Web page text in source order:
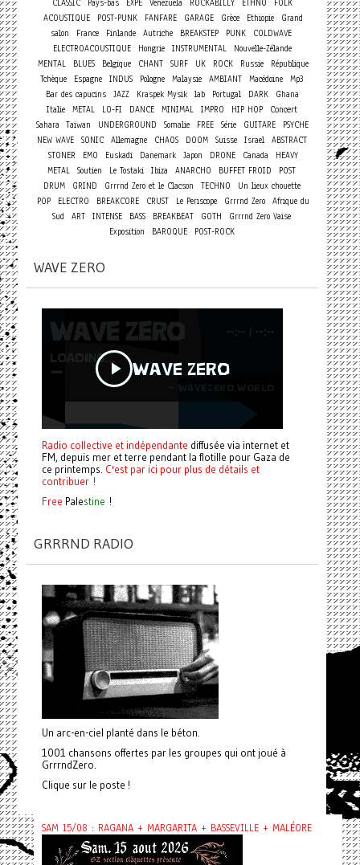
CLASSIC Pays-bas EXPE Venezuela ROCKABILLY ETHNO
FOLK
ACOUSTIQUE
POST-PUNK FANFARE GARAGE Grèce Ethiopie
Grand
salon
France Finlande Autriche BREAKSTEP PUNK
COLDWAVE
ELECTROACOUSTIQUE
Hongrie INSTRUMENTAL
Nouvelle-Zélande
MENTAL
BLUES Belgique CHANT SURF UK ROCK Russie
République
Tchèque
Espagne INDUS Pologne Malaysie AMBIANT Macédoine
Mp3
Bar des capucins
JAZZ Kraspek Mysik lab Portugal DARK
Ghana
Italie METAL LO-FI DANCE MINIMAL IMPRO HIP HOP Concert
Sahara Taiwan UNDERGROUND Somalie FREE Série GUITARE
PSYCHE
NEW WAVE SONIC Allemagne CHAOS DOOM Suisse Israel ABSTRACT
STONER
EMO Euskadi Danemark Japon DRONE Canada
HEAVY
METAL
Soutien Le Tostaki Ibiza ANARCHO BUFFET FROID
POST
DRUM
GRIND Grrrnd Zero et le Clacson TECHNO
Un lieux chouette
POP
ELECTRO BREAKCORE CRUST Le Periscope Grrrnd Zero
Afrique du
Sud
ART INTENSE BASS BREAKBEAT GOTH
Grrrnd Zero Vaise
Exposition
BAROQUE POST-ROCK
WAVE ZERO
Radio collective et indépendante diffusée via internet et
FM, depuis mer et terre pendant la flotille pour Gaza de
ce printemps. C'est par ici pour plus de détails et
contribuer !
Free Palestine !
GRRRND RADIO
Un arc-en-ciel planté dans le béton.
1001 chansons offertes par les groupes qui ont joué à
GrrrndZero.
Clique sur le poste !
SAM 15/08 : RAGANA + MARGARITA + BASSEVILLE + MALÉORE